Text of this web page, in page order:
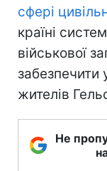
сфері
країні
військової
забезпечити
жителів
Не